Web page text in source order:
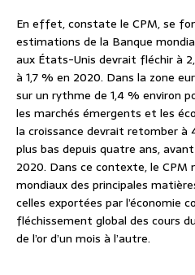
En effet, constate le CPM, se
estimations de la Banque
aux États-Unis devrait fléchir à
à 1,7 % en 2020. Dans la zone
sur un rythme de 1,4 % environ
les marchés émergents et les
la croissance devrait retomber à
plus bas depuis quatre ans,
2020. Dans ce contexte, le CPM
mondiaux des principales
celles exportées par l’économie
fléchissement global des cours
de l’or d’un mois à l’autre.